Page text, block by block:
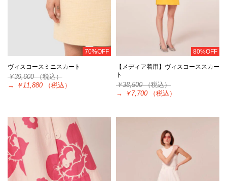
70%OFF
ヴィスコースミニスカート
￥39,600（税込）
→
￥11,880 （税込）
80%OFF
【メディア着用】ヴィスコーススカー
ト
￥38,500（税込）
→
￥7,700 （税込）